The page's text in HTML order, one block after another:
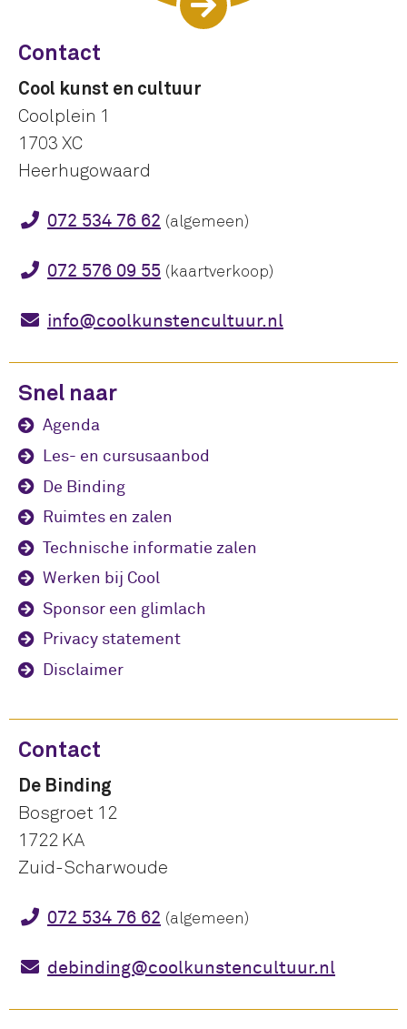
Contact
Cool kunst en cultuur
Coolplein 1
1703 XC
Heerhugowaard
072 534 76 62 (algemeen)
072 576 09 55 (kaartverkoop)
info@coolkunstencultuur.nl
Snel naar
Agenda
Les- en cursusaanbod
De Binding
Ruimtes en zalen
Technische informatie zalen
Werken bij Cool
Sponsor een glimlach
Privacy statement
Disclaimer
Contact
De Binding
Bosgroet 12
1722 KA
Zuid-Scharwoude
072 534 76 62 (algemeen)
debinding@coolkunstencultuur.nl